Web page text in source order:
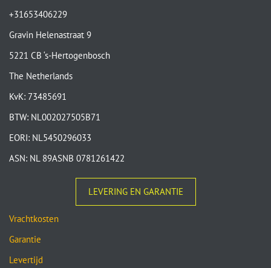
+31653406229
Gravin Helenastraat 9
5221 CB ‘s-Hertogenbosch
The Netherlands
KvK: 73485691
BTW: NL002027505B71
EORI: NL5450296033
ASN: NL 89ASNB 0781261422
LEVERING EN GARANTIE
Vrachtkosten
Garantie
Levertijd